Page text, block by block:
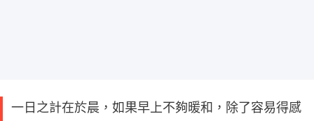
一日之計在於晨，如果早上不夠暖和，除了容易得感